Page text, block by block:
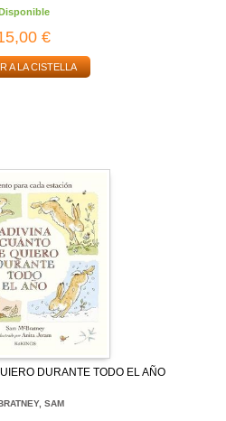
€
A LA CISTELLA
DURANTE TODO EL AÑO
SAM